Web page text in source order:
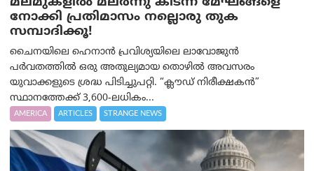
നോക്കി പ്രതിമാസം നല്ലൊരു തുക
സമ്പാദിക്കൂ!
ചൈനയിലെ ഹെനാൻ പ്രവിശ്യയിലെ ലാവോജുൻ
പർവതത്തിൽ ഒരു അതുല്യമായ തൊഴിൽ അവസരം
യുവാക്കളുടെ ശ്രദ്ധ പിടിച്ചുപറ്റി. “ക്ലൗഡ് നിരീക്ഷകൻ”
സ്ഥാനത്തേക്ക് 3,600-ലധികം...
AMERICA ARTICLES STRANGE NEWS